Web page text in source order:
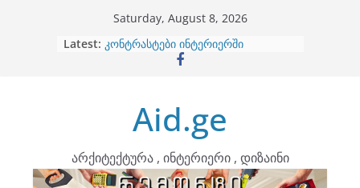
Saturday, August 8, 2026
Latest: ბინების გაერთიანება
კონტრასტები ინტერიერში
ინტერიერის დიზიანი
არტემიდი წარმოგიდგენთ
Aid.ge
არქიტექტურა , ინტერიერი , დიზაინი